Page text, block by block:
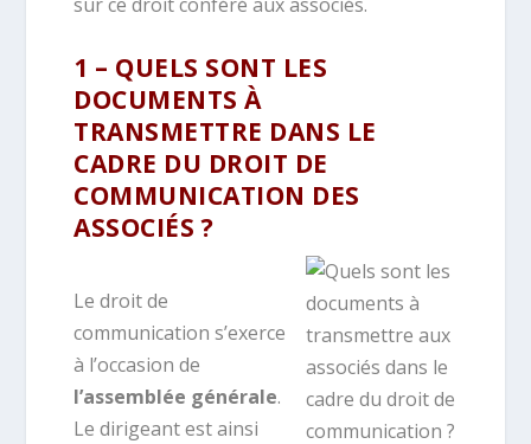
1 – QUELS SONT LES
DOCUMENTS À
TRANSMETTRE DANS LE
CADRE DU DROIT DE
COMMUNICATION DES
ASSOCIÉS ?
Le droit de
communication s’exerce
à l’occasion de
l’assemblée générale.
Le dirigeant est ainsi